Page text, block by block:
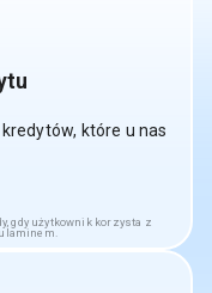
które u nas
gdy użytkownik korzysta z